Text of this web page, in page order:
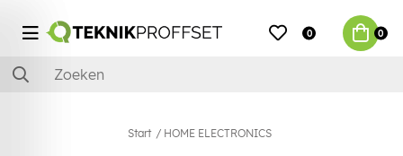
0 0
Start HOME ELECTRONICS